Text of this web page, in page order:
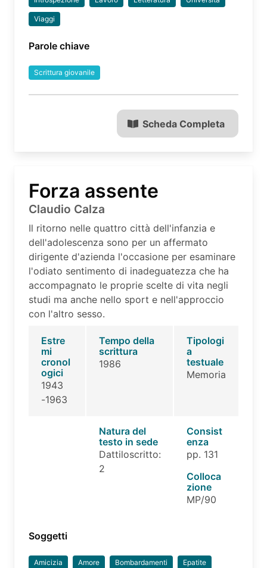
Viaggi
Parole chiave
Scrittura giovanile
Scheda Completa
Forza assente
Claudio Calza
Il ritorno nelle quattro città dell'infanzia e
dell'adolescenza sono per un affermato
dirigente d'azienda l'occasione per esaminare
l'odiato sentimento di inadeguatezza che ha
accompagnato le proprie scelte di vita negli
studi ma anche nello sport e nell'approccio
con l'altro sesso.
Estre
mi
cronol
ogici
1943
-1963
Tempo della
scrittura
1986
Tipologi
a
testuale
Memoria
Natura del
testo in sede
Dattiloscritto:
2
Consist
enza
pp. 131
Colloca
zione
MP/90
Soggetti
Amicizia Amore Bombardamenti Epatite